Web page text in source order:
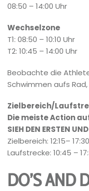
08:50 – 14:00 Uhr
Wechselzone
T1: 08:50 – 10:10 Uhr
T2: 10:45 – 14:00 Uhr
Beobachte die
Schwimmen aufs
Zielbereich/
Die meiste Action
SIEH DEN ERSTEN
Zielbereich: 12:15–
Laufstrecke: 10:45 –
DO’S AND